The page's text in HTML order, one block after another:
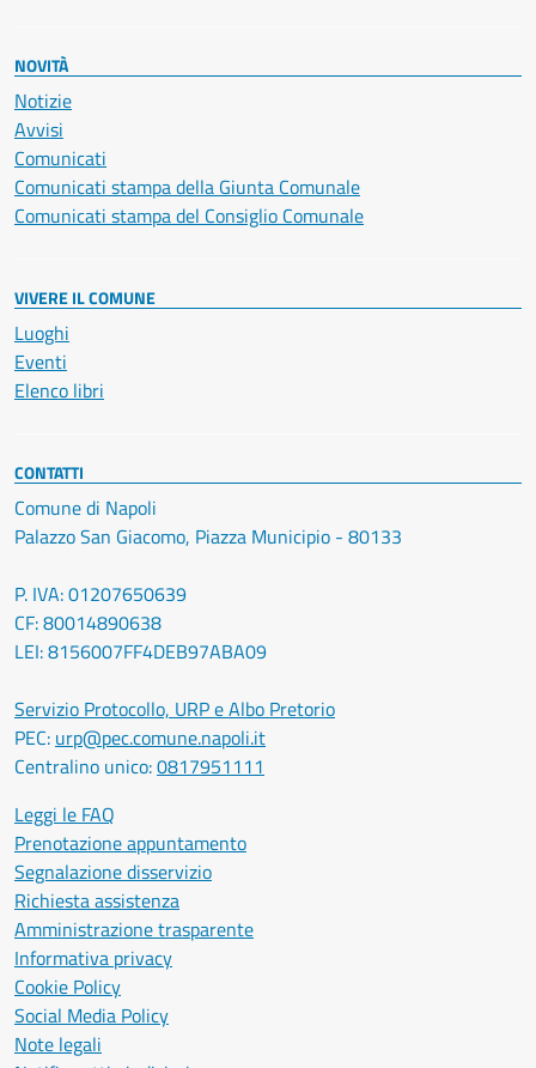
NOVITÀ
Notizie
Avvisi
Comunicati
Comunicati stampa della Giunta Comunale
Comunicati stampa del Consiglio Comunale
VIVERE IL COMUNE
Luoghi
Eventi
Elenco libri
CONTATTI
Comune di Napoli
Palazzo San Giacomo, Piazza Municipio - 80133
P. IVA: 01207650639
CF: 80014890638
LEI: 8156007FF4DEB97ABA09
Servizio Protocollo, URP e Albo Pretorio
PEC: urp@pec.comune.napoli.it
Centralino unico:0817951111
Leggi le FAQ
Prenotazione appuntamento
Segnalazione disservizio
Richiesta assistenza
Amministrazione trasparente
Informativa privacy
Cookie Policy
Social Media Policy
Note legali